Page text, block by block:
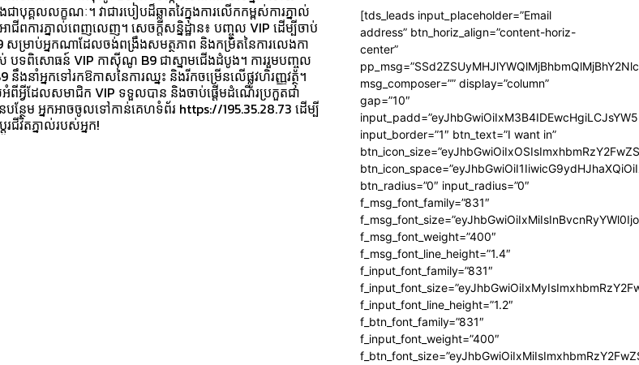
ាបុគ្គលលក្ខណៈ។ វាជារបៀបដ៏ឆ្លាតវៃក្នុងការលើកកម្ពស់ការភ្នាល់
ាជីពការភ្នាល់ពេញលេញ។ សេចក្តីសន្និដ្ឋាន៖ បញ្ចូល VIP ដើម្បីចាប់
ម្រាប់អ្នកណាដែលចង់ពង្រឹងសមត្ថភាព និងកម្រិតនៃការលេងកា
ស់ បទពិសោធន៍ VIP កាស៊ីណូ B9 ជាស្នាមជើងដំបូង។ ការរួមបញ្ចូល
នាំអ្នកទៅរកឱកាសនៃការឈ្នះ និងរីកចម្រើនលើផ្លូវហិរញ្ញវត្ថុ។
ពីអ្វីដែលសមាជិក VIP ទទួលបាន និងចាប់ផ្ដើមដំណើរប្រកួតជា
ន្ថែម អ្នកអាចចូលទៅកាន់គេហទំព័រ https://195.35.28.73 ដើម្បី
រជីវិតភ្នាល់របស់អ្នក!
[tds_leads input_placeholder=”Email
address” btn_horiz_align=”content-horiz-
center”
msg_composer=”” display=”column”
gap=”10″
input_border=”1″ btn_text=”I want in”
btn_radius=”0″ input_radius=”0″
f_msg_font_family=”831″
f_msg_font_weight=”400″
f_msg_font_line_height=”1.4″
f_input_font_family=”831″
f_input_font_line_height=”1.2″
f_btn_font_family=”831″
f_input_font_weight=”400″